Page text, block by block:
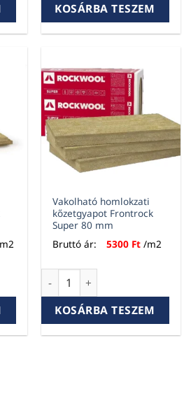
KOSÁRBA TESZEM
Frontrock Super 200
Vakolható homlokzati
kőzetgyapot Frontrock
Super 80 mm
Bruttó ár:
5300 Ft /m2
Vakolható homlokzati
KOSÁRBA TESZEM